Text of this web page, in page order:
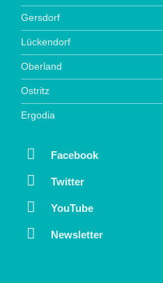
Gersdorf
Lückendorf
Oberland
Ostritz
Ergodia
Facebook
Twitter
YouTube
Newsletter